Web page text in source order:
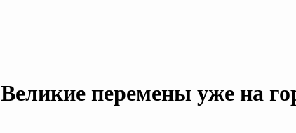
Великие перемены уже на